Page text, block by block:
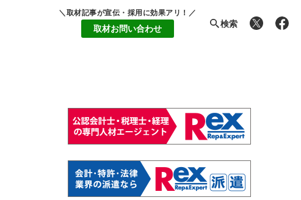
＼取材記事が宣伝・採用に効果アリ！／
取材お問い合わせ 検索